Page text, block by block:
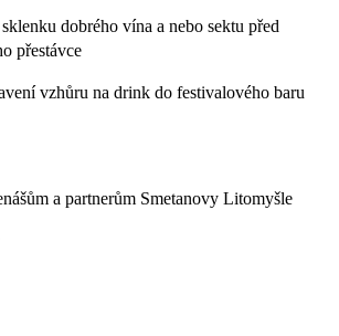
dobrého vína a nebo sektu před
přestávce
vzhůru na drink do festivalového baru
a partnerům Smetanovy Litomyšle